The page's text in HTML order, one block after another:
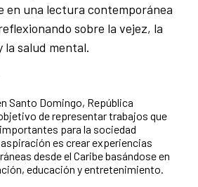
en una lectura contemporánea
sobre la vejez, la
salud mental.
Santo Domingo, República
de representar trabajos que
para la sociedad
es crear experiencias
desde el Caribe basándose en
educación y entretenimiento.